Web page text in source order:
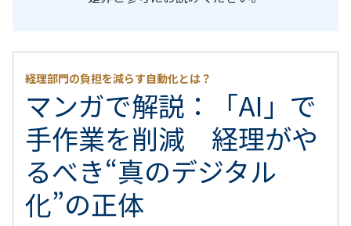
マンガで解説：「AI」で
手作業を削減 経理がや
るべき“真のデジタル
化”の正体
経理部門の負担を減らす自動化とは？